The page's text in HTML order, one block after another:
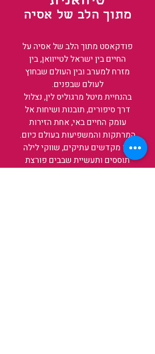
מתוך הלב של אסיה
פודקאסט מתוך הלב של אסיה על
החיים בין ישראל לטייוואן, בין
מזרח למערב ובין העולם שבחוץ
לעולם שבפנים.
בהנחיית מיטל מרגוליס לין, נצלול
דרך סיפורים, תובנות ושיחות אל
עומק החיים באי, אחת הזירות
המרתקות והמשפיעות בעולם כיום.
בין מקדשים עתיקים, שווקי לילה
תוססים ותעשיית שבבים פורצת